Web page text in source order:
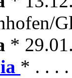
*
* . . .